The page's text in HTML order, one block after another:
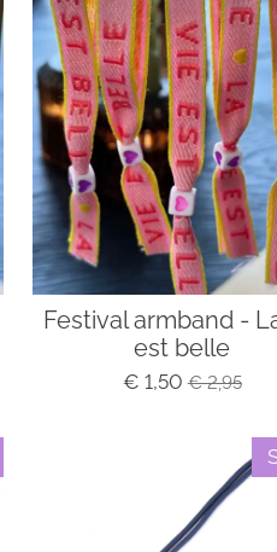
Festival armband -
est belle
€ 1,50 € 2,95